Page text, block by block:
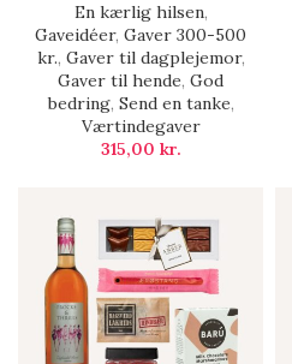
En kærlig hilsen,
Gaveidéer, Gaver 300-500
kr., Gaver til dagplejemor,
Gaver til hende, God
bedring, Send en tanke,
Værtindegaver
315,00 kr.